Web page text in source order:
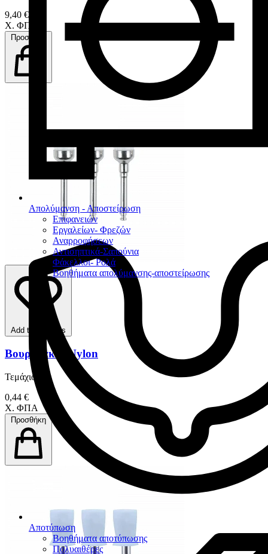
Απολύμανση - Αποστείρωση
Επιφανειών
Εργαλείων- Φρεζών
Αναρροφήσεων
Αντισηπτικά-Σαπούνια
Φάκελλοι- Ρολά
Βοηθήματα απολύμανσης-αποστείρωσης
Αποτύπωση
Βοηθήματα αποτύπωσης
Πολυαιθέρες
9,40 €
Χ. ΦΠΑ
Προσθήκη
Add to favorites
Βουρτσάκια Nylon
Τεμάχιο
0,44 €
Χ. ΦΠΑ
Προσθήκη